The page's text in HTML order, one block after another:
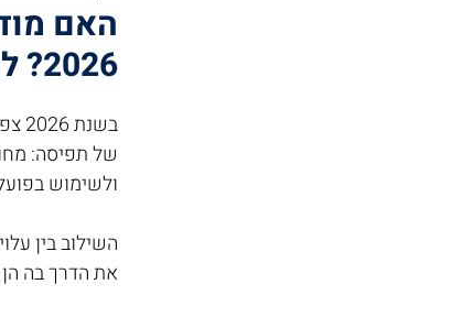
האם
2026? למה לצפות וכיצד להתכונן
ולשימוש
את הדרך בה הן